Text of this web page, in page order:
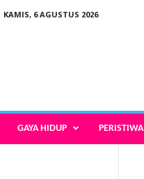
KAMIS, 6 AGUSTUS 2026
GAYA HIDUP PERISTIWA